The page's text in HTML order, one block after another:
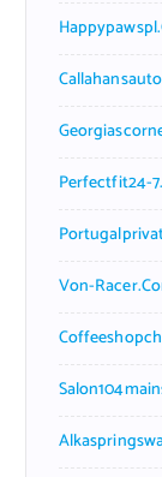
Perfectfit24-
Von-